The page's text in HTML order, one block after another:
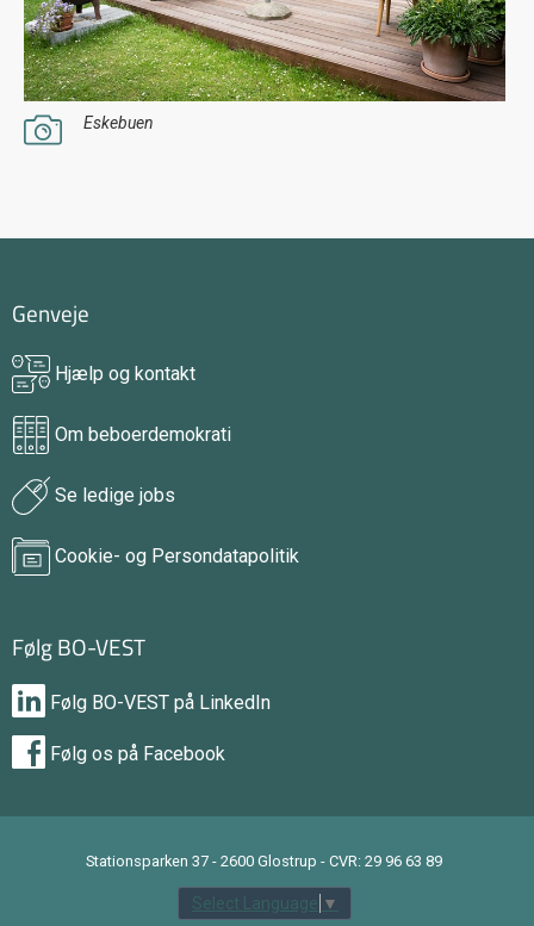
Eskebuen
Genveje
Hjælp og kontakt
Om beboerdemokrati
Se ledige jobs
Cookie- og Persondatapolitik
Følg BO-VEST
Følg BO-VEST på LinkedIn
Følg os på Facebook
Stationsparken 37 - 2600 Glostrup - CVR: 29 96 63 89
Select Language ▼